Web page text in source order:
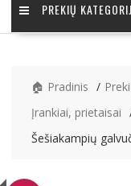
PREKIŲ
🏠 Pradinis
Įrankiai, prietaisai
Šešiakampių